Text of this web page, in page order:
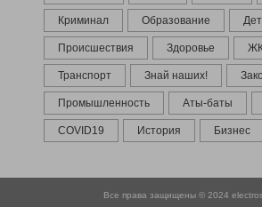
Криминал Образование
Происшествия Здоровье
Транспорт Знай наших!
Промышленность Аты-баты
COVID19 История Бизнес
Все права защищены © 2024